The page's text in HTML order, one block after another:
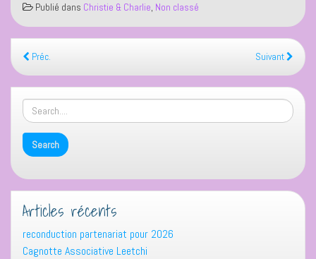
Publié dans Christie & Charlie, Non classé
Préc. Suivant
Articles récents
reconduction partenariat pour 2026
Cagnotte Associative Leetchi